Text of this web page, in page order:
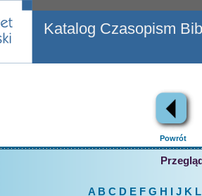
Katalog Czasopism
Powrót
A B C D EFG H J K L